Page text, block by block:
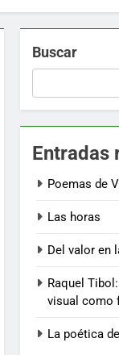
Buscar
Entradas
Poemas de
Las horas
Del valor en
Raquel
visual como
La poética